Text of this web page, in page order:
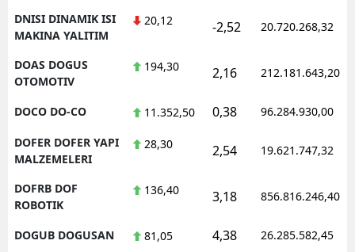
DNISI DINAMIK ISI
MAKINA YALITIM
20,12 -2,52 20.720.268,32
DOAS DOGUS
OTOMOTIV
194,30 2,16 212.181.643,20
DOCO DO-CO 11.352,50 0,38 96.284.930,00
DOFER DOFER YAPI
MALZEMELERI
28,30 2,54 19.621.747,32
DOFRB DOF
ROBOTIK
136,40 3,18 856.816.246,40
DOGUB DOGUSAN 81,05 4,38 26.285.582,45